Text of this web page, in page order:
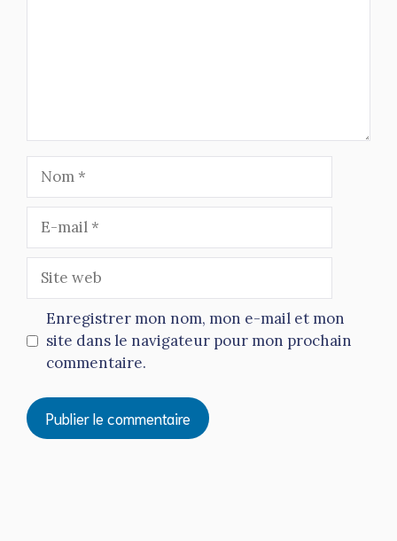
mail
web
Enregistrer mon nom, mon e-mail et mon
site dans le navigateur pour mon prochain
commentaire.